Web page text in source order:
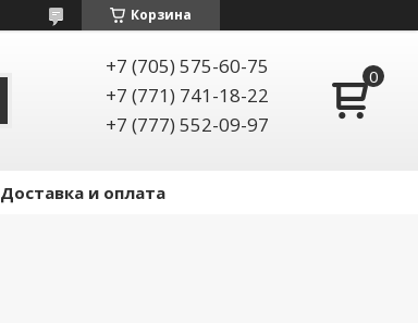
Корзина
+7 (705) 575-60-75
+7 (771) 741-18-22
+7 (777) 552-09-97
Доставка и оплата